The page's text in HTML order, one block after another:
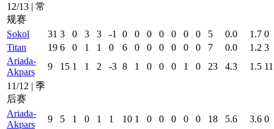
12/13 | 常
规赛
Sokol
31 3 0 3 3 -1 0 0 0 0 0 0 0 5 0.0 1.7 0
Titan
19 6 0 1 1 0 6 0 0 0 0 0 0 7 0.0 1.2 3
Ariada-
Akpars
9 15 1 1 2 -3 8 1 0 0 0 1 0 23 4.3 1.5 11
11/12 | 季
后赛
Ariada-
Akpars
9 5 1 0 1 1 10 1 0 0 0 0 0 18 5.6 3.6 0